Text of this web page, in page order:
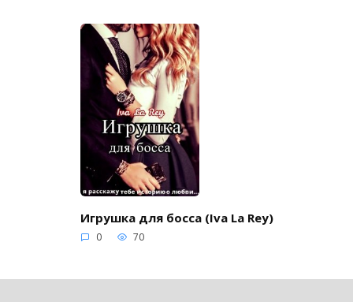
Игрушка для босса (Iva La Rey)
0 70